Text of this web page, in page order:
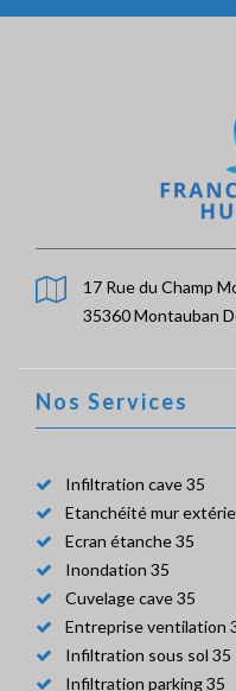
17 Rue du Champ
35360 Montauban
Nos Services
Infiltration cave 35
Etanchéité mur
Ecran étanche 35
Inondation 35
Cuvelage cave 35
Entreprise ventilation
Infiltration sous sol 35
Infiltration parking 35